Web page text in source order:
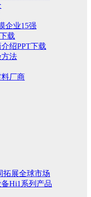
企业15强
载
绍PPT下载
方法
厂商
拓展全球市场
Hi1系列产品